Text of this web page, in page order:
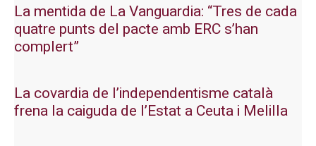
La mentida de La Vanguardia: “Tres de cada
quatre punts del pacte amb ERC s’han
complert”
La covardia de l’independentisme català
frena la caiguda de l’Estat a Ceuta i Melilla